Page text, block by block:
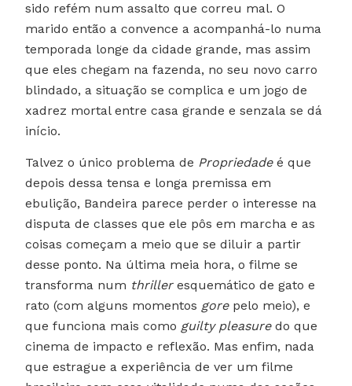
sido refém num assalto que correu mal. O
marido então a convence a acompanhá-lo numa
temporada longe da cidade grande, mas assim
que eles chegam na fazenda, no seu novo carro
blindado, a situação se complica e um jogo de
xadrez mortal entre casa grande e senzala se dá
início.
Talvez o único problema de Propriedadeé que
depois dessa tensa e longa premissa em
ebulição, Bandeira parece perder o interesse na
disputa de classes que ele pôs em marcha e as
coisas começam a meio que se diluir a partir
desse ponto. Na última meia hora, o filme se
transforma num thrilleresquemático de gato e
rato (com alguns momentos gorepelo meio), e
que funciona mais como guilty pleasuredo que
cinema de impacto e reflexão. Mas enfim, nada
que estrague a experiência de ver um filme